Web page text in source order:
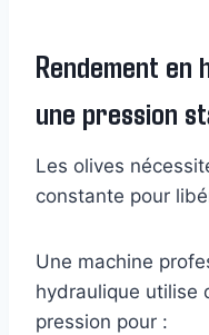
Rendement en
une pression
Les olives
constante pour
Une machine
hydraulique utilise
pression pour :